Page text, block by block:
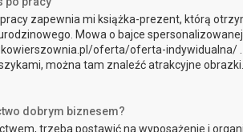
pracy zapewnia mi książka-prezent, którą
Mowa o bajce
oferta/oferta-indywidualna/
można tam znaleźć atrakcyjne obrazki.
dobrym biznesem?
trzeba postawić na wyposażenie i